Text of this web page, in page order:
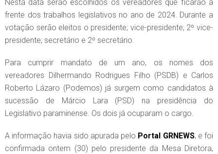
Nesta data serão escolhidos os vereadores que ficarão à
frente dos trabalhos legislativos no ano de 2024. Durante a
votação serão eleitos o presidente; vice-presidente; 2º vice-
presidente; secretário e 2º secretário.
Para cumprir mandato de um ano, os nomes dos
vereadores Dilhermando Rodrigues Filho (PSDB) e Carlos
Roberto Lázaro (Podemos) já surgem como candidatos à
sucessão de Márcio Lara (PSD) na presidência do
Legislativo paraminense. Os dois já ocuparam o cargo.
A informação havia sido apurada pelo Portal GRNEWS, e foi
confirmada ontem (30) pelo presidente da Mesa Diretora,